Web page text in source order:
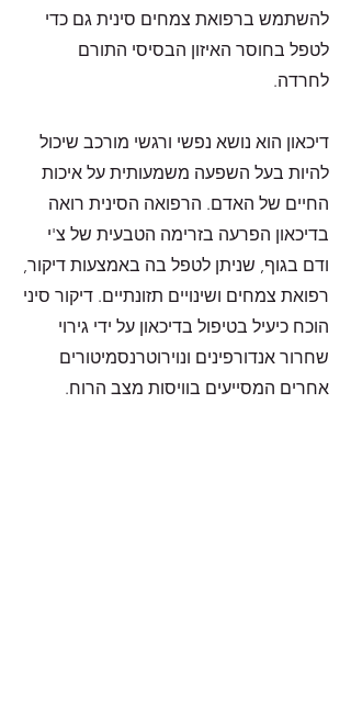
להשתמש ברפואת צמחים סינית גם כדי
לטפל בחוסר האיזון הבסיסי התורם
לחרדה.
דיכאון הוא נושא נפשי ורגשי מורכב שיכול
להיות בעל השפעה משמעותית על איכות
החיים של האדם. הרפואה הסינית רואה
בדיכאון הפרעה בזרימה הטבעית של צ'י
ודם בגוף, שניתן לטפל בה באמצעות דיקור,
רפואת צמחים ושינויים תזונתיים. דיקור סיני
הוכח כיעיל בטיפול בדיכאון על ידי גירוי
שחרור אנדורפינים ונוירוטרנסמיטורים
אחרים המסייעים בוויסות מצב הרוח.